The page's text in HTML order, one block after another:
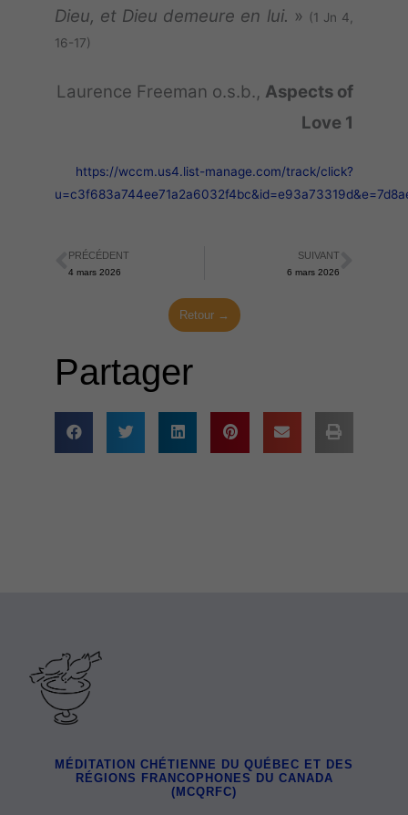
Dieu, et Dieu demeure en lui. » (1 Jn 4,
16-17)
Laurence Freeman o.s.b., Aspects of
Love 1
https://wccm.us4.list-manage.com/track/click?
Précédent
PRÉCÉDENT
4 mars 2026
SUIVANT
6 mars 2026
Retour →
Partager
MÉDITATION CHÉTIENNE DU QUÉBEC ET DES
RÉGIONS FRANCOPHONES DU CANADA
(MCQRFC)